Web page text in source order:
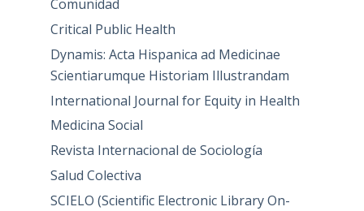
Comunidad
Critical Public Health
Dynamis: Acta Hispanica ad Medicinae
Scientiarumque Historiam Illustrandam
International Journal for Equity in Health
Medicina Social
Revista Internacional de Sociología
Salud Colectiva
SCIELO (Scientific Electronic Library On-